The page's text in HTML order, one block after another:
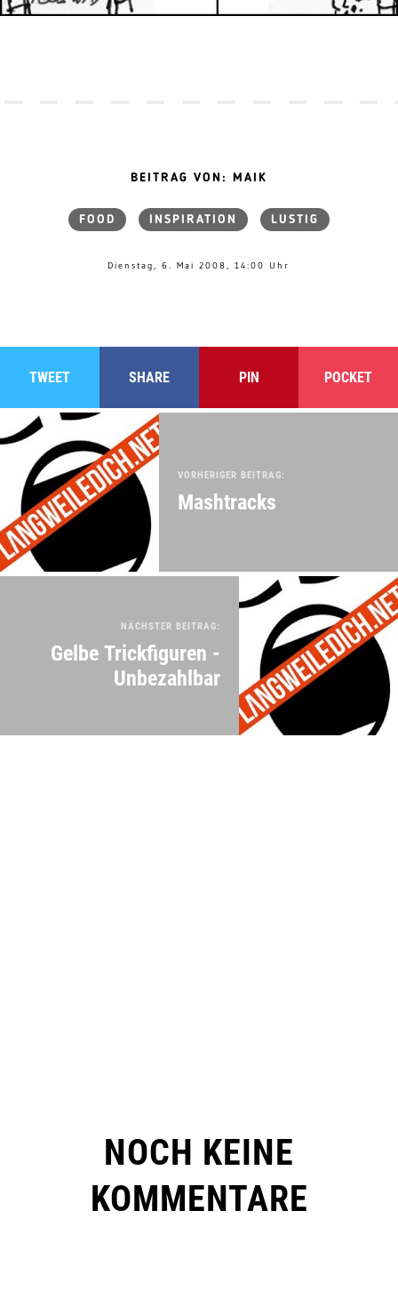
BEITRAG VON: MAIK
FOOD INSPIRATION LUSTIG
Dienstag, 6. Mai 2008, 14:00 Uhr
TWEET SHARE PIN POCKET
VORHERIGER BEITRAG:
Mashtracks
NÄCHSTER BEITRAG:
Gelbe Trickfiguren -
Unbezahlbar
NOCH KEINE
KOMMENTARE